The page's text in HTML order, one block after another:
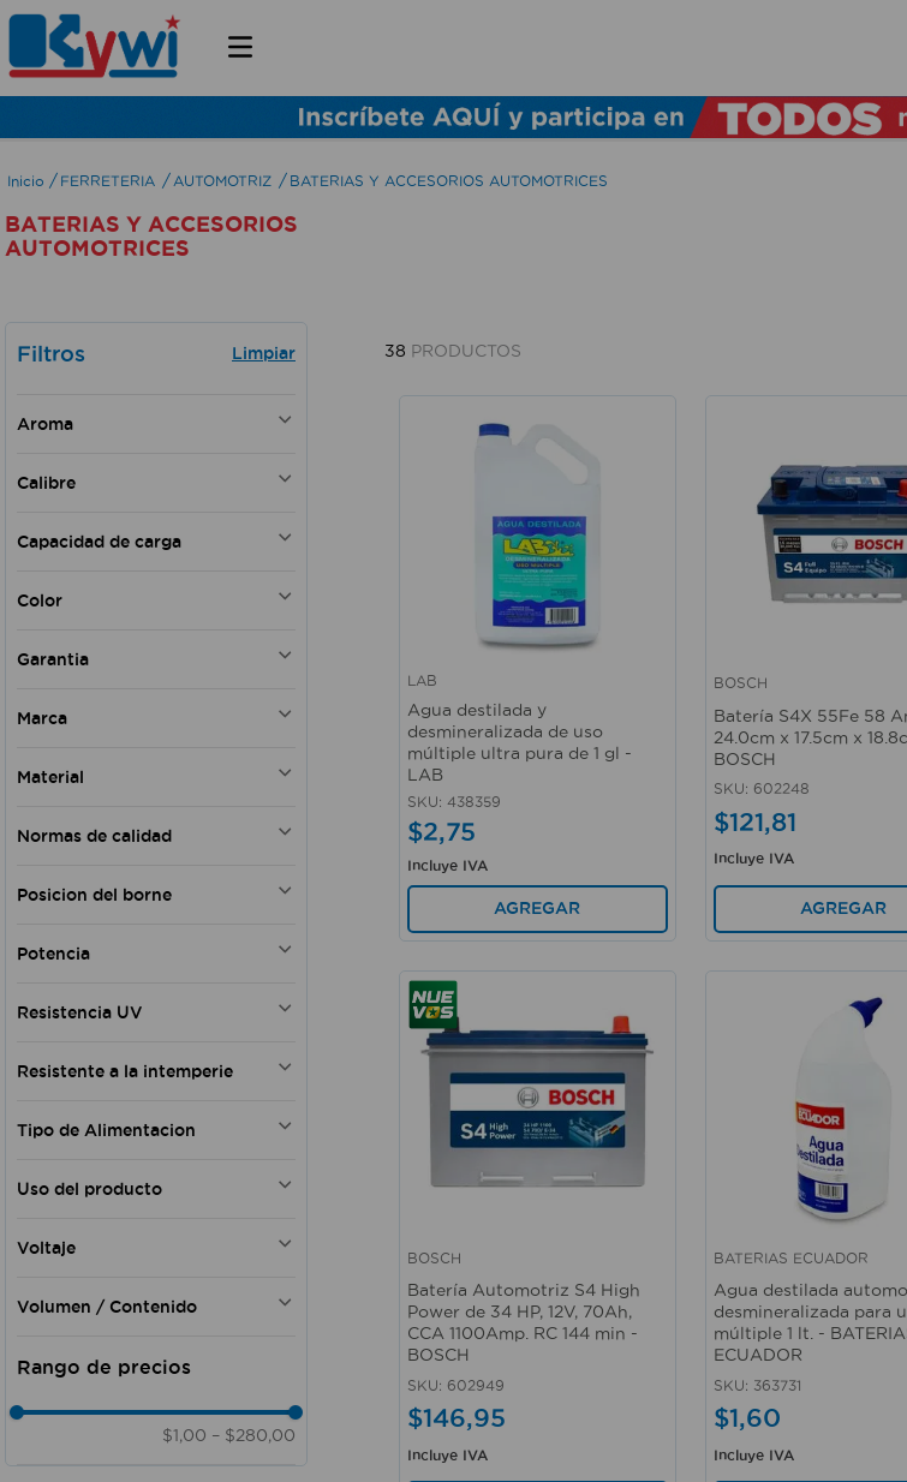
FERRETERIA AUTOMOTRIZ BATERIAS Y ACCESORIOS AUTOMOTRICES
BATERIAS Y ACCESORIOS
AUTOMOTRICES
Filtros
Aroma
Calibre
Capacidad de carga
Color
Negro
Azul
Dorado
Garantia
Marca
BATERIAS ECUADOR
K PRO
SIMONIZ
Material
Aluminio
Metal
Agentes limpiadores
Normas de calidad
Posicion del borne
Derecha
Derecha I(-)D(+)
Potencia
570
600
880
Resistencia UV
No
Resistente a la intemperie
Tipo de Alimentacion
Uso del producto
Automotriz
Profesional
Voltaje
Volumen / Contenido
1 lt
$1,00 – $280,00
38 PRODUCTOS
LAB
Agua destilada y
desmineralizada de uso
múltiple ultra pura de 1 gl -
LAB
SKU: 438359
$2,75
Incluye IVA
AGREGAR
Vista rápida
BOSCH
Batería S4X 55Fe 58
24.0cm x 17.5cm x
BOSCH
SKU: 602248
$121,81
Incluye IVA
AGREGAR
Vista rápida
BOSCH
Batería Automotriz S4 High
Power de 34 HP, 12V, 70Ah,
CCA 1100Amp. RC 144 min -
BOSCH
SKU: 602949
$146,95
Incluye IVA
Vista rápida
BATERIAS ECUADOR
Agua destilada
desmineralizada para
múltiple 1 lt. -
ECUADOR
SKU: 363731
$1,60
Incluye IVA
TÉRMINOS MÁS
1
lamparas
lavamanos
taladro